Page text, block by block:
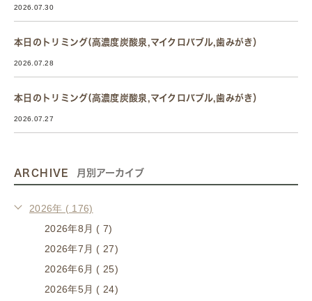
2026.07.30
本日のトリミング(高濃度炭酸泉,マイクロバブル,歯みがき）
2026.07.28
本日のトリミング(高濃度炭酸泉,マイクロバブル,歯みがき）
2026.07.27
ARCHIVE 月別アーカイブ
2026年 ( 176)
2026年8月 ( 7)
2026年7月 ( 27)
2026年6月 ( 25)
2026年5月 ( 24)